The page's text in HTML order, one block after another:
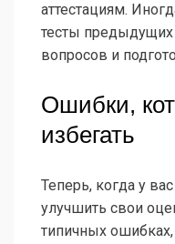
аттестациям.
тесты предыдущих
вопросов и
Ошибки,
избегать
Теперь, когда у
улучшить свои
типичных